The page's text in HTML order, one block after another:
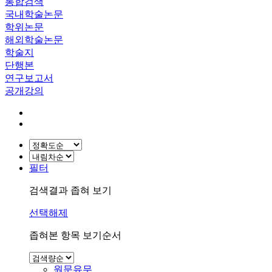
국내학술논문
학위논문
해외학술논문
학술지
단행본
연구보고서
공개강의
필터
검색결과 좁혀 보기
선택해제
좁혀본 항목 보기순서
원문유무